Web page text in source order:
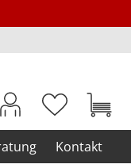
Kontakt